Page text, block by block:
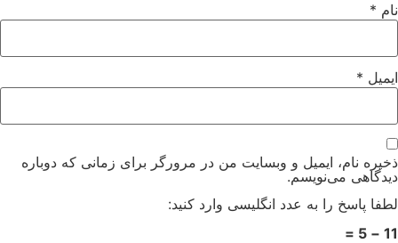
نام *
ایمیل *
ذخیره نام، ایمیل و وبسایت من در مرورگر برای زمانی که دوباره
دیدگاهی می‌نویسم.
لطفا پاسخ را به عدد انگلیسی وارد کنید:
11 − 5 =